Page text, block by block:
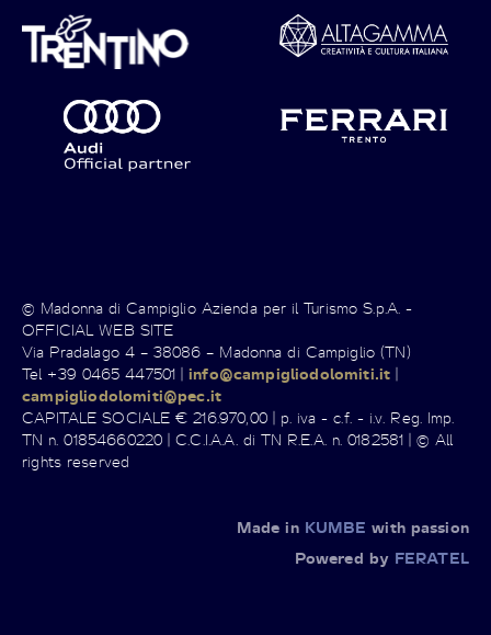
© Madonna di Campiglio Azienda per il Turismo S.p.A. -
OFFICIAL WEB SITE
Via Pradalago 4 – 38086 – Madonna di Campiglio (TN)
Tel +39 0465 447501 |info@campigliodolomiti.it |
campigliodolomiti@pec.it
CAPITALE SOCIALE € 216.970,00 | p. iva - c.f. - i.v. Reg. Imp.
TN n. 01854660220 | C.C.I.A.A. di TN R.E.A. n. 0182581 | © All
rights reserved
Made in KUMBE with passion
Powered by FERATEL